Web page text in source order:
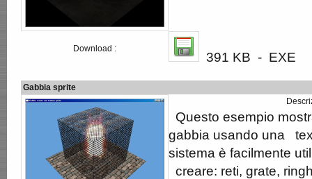
Download :
391 KB - EXE
Gabbia sprite
Questo esempio
gabbia usando una
sistema è facilmente
creare: reti, grate,